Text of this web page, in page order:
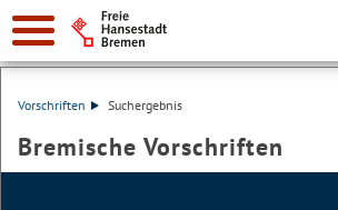
Vorschriften Suchergebnis
Bremische Vorschriften